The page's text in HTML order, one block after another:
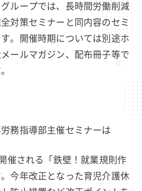
ループでは、長時間労働削減
対策セミナーと同内容のセミ
。開催時期については別途ホ
ールマガジン、配布冊子等で
務指導部主催セミナーは
催される「鉄壁！就業規則作
今年改正となった育児介護休